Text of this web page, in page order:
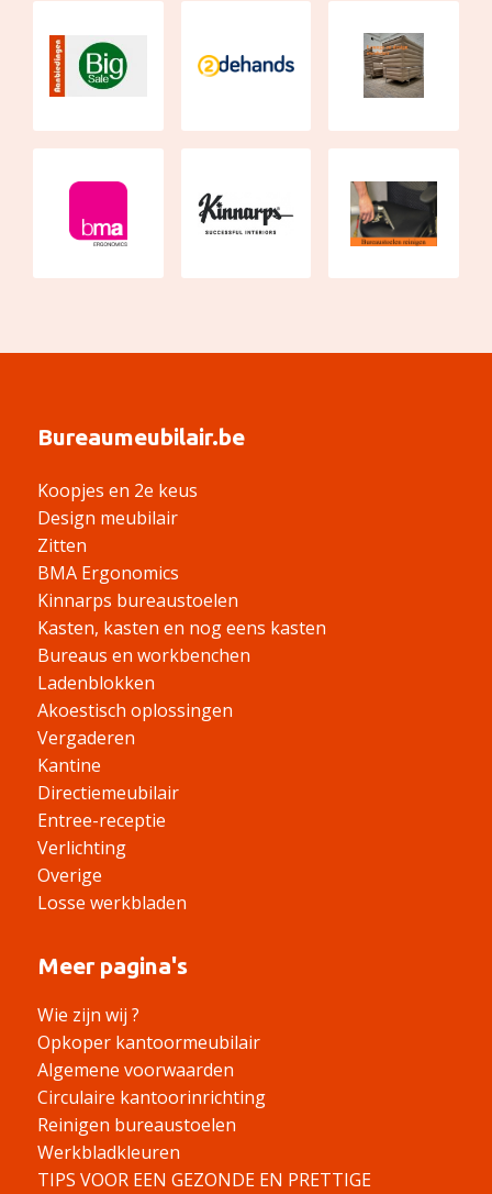
Bureaumeubilair.be
Koopjes en 2e keus
Design meubilair
Zitten
BMA Ergonomics
Kinnarps bureaustoelen
Kasten, kasten en nog eens kasten
Bureaus en workbenchen
Ladenblokken
Akoestisch oplossingen
Vergaderen
Kantine
Directiemeubilair
Entree-receptie
Verlichting
Overige
Losse werkbladen
Meer pagina's
Wie zijn wij ?
Opkoper kantoormeubilair
Algemene voorwaarden
Circulaire kantoorinrichting
Reinigen bureaustoelen
Werkbladkleuren
TIPS VOOR EEN GEZONDE EN PRETTIGE